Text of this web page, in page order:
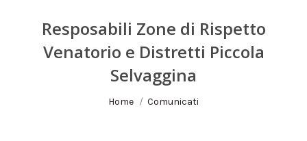
Resposabili Zone di Rispetto
Venatorio e Distretti Piccola
Selvaggina
Tu sei qui:
Home Comunicati